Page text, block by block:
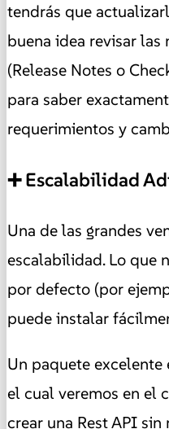
tendrás que
buena idea revisar
(Release Notes o
para saber
requerimientos y
➕ Escalabilidad
Una de las grandes
escalabilidad. Lo que
por defecto (por
puede instalar
Un paquete excelente
el cual veremos en el
crear una Rest API